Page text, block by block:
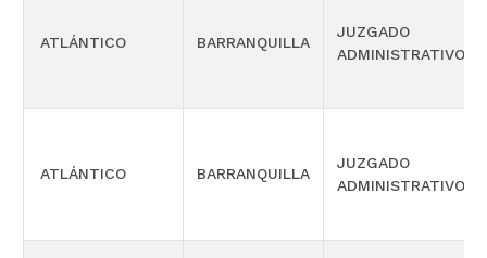
ATLÁNTICO BARRANQUILLA
JUZGADO
ADMINISTRATIVO
ATLÁNTICO BARRANQUILLA
JUZGADO
ADMINISTRATIVO